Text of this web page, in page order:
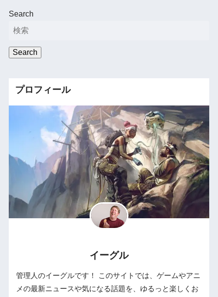
Search
Search
プロフィール
イーグル
管理人のイーグルです！ このサイトでは、ゲームやアニ
メの最新ニュースや気になる話題を、ゆるっと楽しくお